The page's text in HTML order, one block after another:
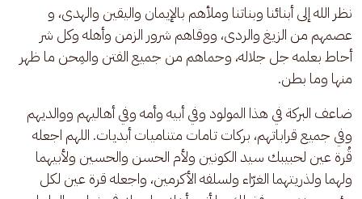
نظر الله إلى أبنائنا وبناتنا وملأهم بالإيمان واليقين والهدى، و
عصمهم من الزيغ والردى، ووقاهم شرور الزمن وأهله وكل شر
أحاط بعلمه جل جلاله، وحماهم من جميع الفتن والمِحن ما ظهر
منها وما بطن.
ضاعف البركة في هذا المولود وفي أبيه وأمه وفي أهاليهم ووالديهم
وفي جميع قراباتهم، بركات تامات متناميات أبديات. اللهم اجعله
قُرة عين لحبيبك سيد الكونين ولأم الحسن والحسين ولأبيهما
ولهما ولذريتهما الغرّاء ولسلفه الأكرمين، واجعله قرة عين لكل